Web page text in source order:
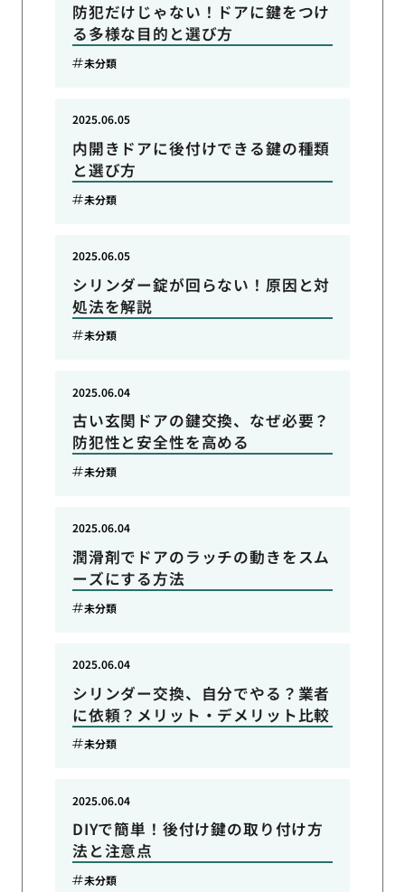
防犯だけじゃない！ドアに鍵をつけ
る多様な目的と選び方
未分類
内開きドアに後付けできる鍵の種類
と選び方
2025.06.05
未分類
シリンダー錠が回らない！原因と対
処法を解説
2025.06.05
未分類
古い玄関ドアの鍵交換、なぜ必要？
防犯性と安全性を高める
2025.06.04
未分類
潤滑剤でドアのラッチの動きをスム
ーズにする方法
2025.06.04
未分類
シリンダー交換、自分でやる？業者
に依頼？メリット・デメリット比較
2025.06.04
未分類
DIYで簡単！後付け鍵の取り付け方
法と注意点
2025.06.04
未分類